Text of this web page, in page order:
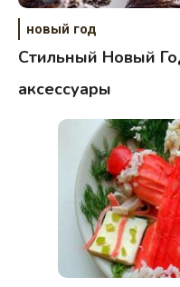
новый год
Стильный Новый
аксессуары